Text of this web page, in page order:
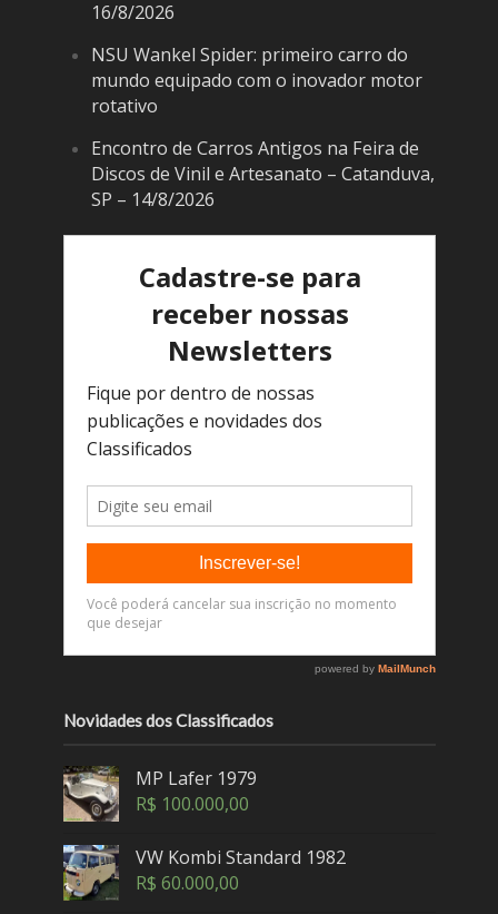
16/8/2026
NSU Wankel Spider: primeiro carro do
mundo equipado com o inovador motor
rotativo
Encontro de Carros Antigos na Feira de
Discos de Vinil e Artesanato – Catanduva,
SP – 14/8/2026
Novidades dos Classificados
MP Lafer 1979
R$ 100.000,00
VW Kombi Standard 1982
R$ 60.000,00